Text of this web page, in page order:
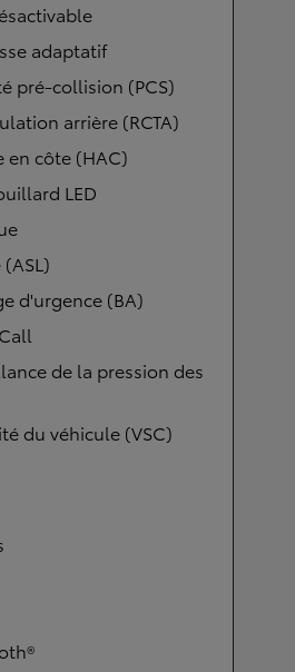
adaptatif
pré-collision (PCS)
arrière (RCTA)
en côte (HAC)
LED
d'urgence (BA)
de la pression des
du véhicule (VSC)